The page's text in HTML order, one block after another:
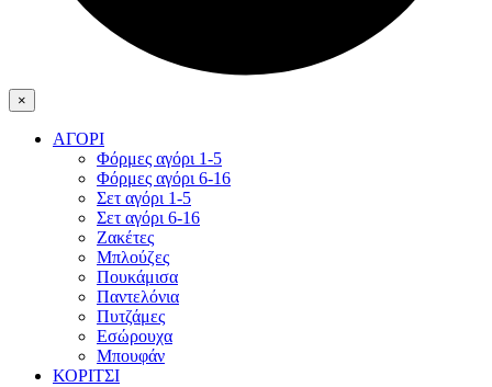
×
ΑΓΟΡΙ
Φόρμες αγόρι 1-5
Φόρμες αγόρι 6-16
Σετ αγόρι 1-5
Σετ αγόρι 6-16
Ζακέτες
Μπλούζες
Πουκάμισα
Παντελόνια
Πυτζάμες
Εσώρουχα
Μπουφάν
ΚΟΡΙΤΣΙ